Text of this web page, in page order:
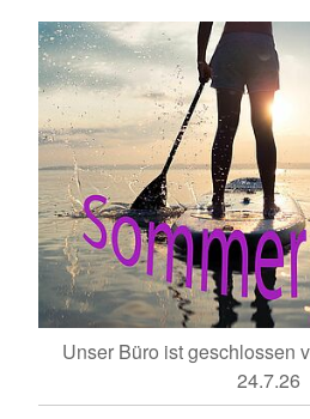
Unser Büro ist geschlossen
24.7.26